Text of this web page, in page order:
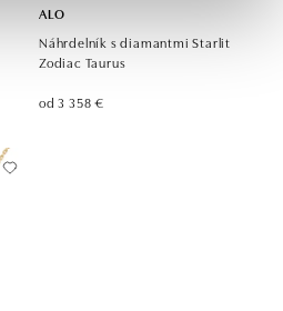
ALO
Náhrdelník s diamantmi Starlit
Zodiac Taurus
od 3 358 €